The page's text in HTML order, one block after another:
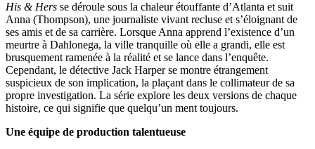
His & Hers se déroule sous la chaleur étouffante d’Atlanta et suit
Anna (Thompson), une journaliste vivant recluse et s’éloignant de
ses amis et de sa carrière. Lorsque Anna apprend l’existence d’un
meurtre à Dahlonega, la ville tranquille où elle a grandi, elle est
brusquement ramenée à la réalité et se lance dans l’enquête.
Cependant, le détective Jack Harper se montre étrangement
suspicieux de son implication, la plaçant dans le collimateur de sa
propre investigation. La série explore les deux versions de chaque
histoire, ce qui signifie que quelqu’un ment toujours.
Une équipe de production talentueuse